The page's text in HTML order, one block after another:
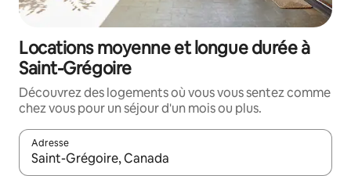
Locations moyenne et longue durée à
Saint-Grégoire
Découvrez des logements où vous vous sentez comme
chez vous pour un séjour d'un mois ou plus.
Adresse
Lorsque les résultats s'affichent, utilisez les flèches vers le